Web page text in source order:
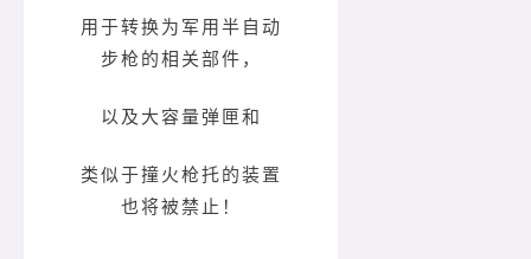
用于转换为军用半自动
步枪的相关部件，
以及大容量弹匣和
类似于撞火枪托的装置
也将被禁止！